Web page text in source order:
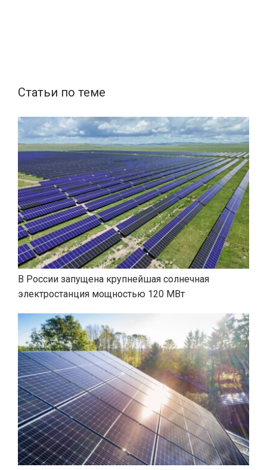
Статьи по теме
В России запущена крупнейшая солнечная
электростанция мощностью 120 МВт